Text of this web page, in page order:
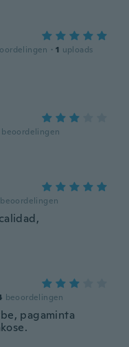
· 1 uploads
beoordelingen
beoordelingen
beoordelingen
pagaminta